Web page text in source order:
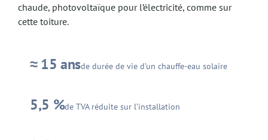
chaude, photovoltaïque pour l’électricité, comme sur
cette toiture.
≈ 15 ansde durée de vie d’un chauffe-eau solaire
5,5 %de TVA réduite sur l’installation